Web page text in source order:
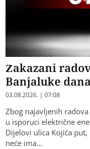
Zakazani
Banjaluke
03.08.2026. | 07:08
Zbog najavljenih
u isporuci električne
Dijelovi ulica Kojića
neće ima…